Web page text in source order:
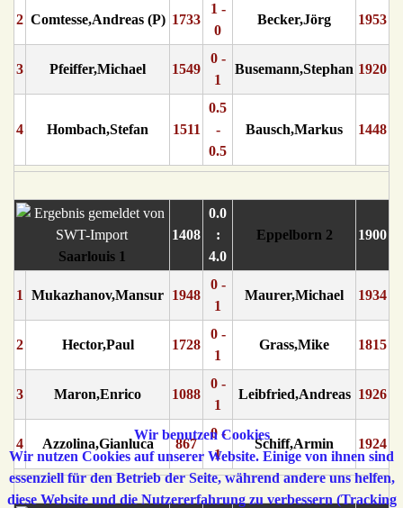
2 Comtesse,Andreas (P) 1733
1 -
0
Becker,Jörg 1953
3 Pfeiffer,Michael 1549
0 -
1
Busemann,Stephan 1920
4 Hombach,Stefan 1511
0.5
-
0.5
Bausch,Markus 1448
Saarlouis 1
1408
0.0
:
4.0
Eppelborn 2 1900
1 Mukazhanov,Mansur 1948
0 -
1
Maurer,Michael 1934
2 Hector,Paul 1728
0 -
1
Grass,Mike 1815
3 Maron,Enrico 1088
0 -
1
Leibfried,Andreas 1926
4 Azzolina,Gianluca 867
0 -
1
Schiff,Armin 1924
Wir benutzen Cookies
Wir nutzen Cookies auf unserer Website. Einige von ihnen sind
essenziell für den Betrieb der Seite, während andere uns helfen,
diese Website und die Nutzererfahrung zu verbessern (Tracking